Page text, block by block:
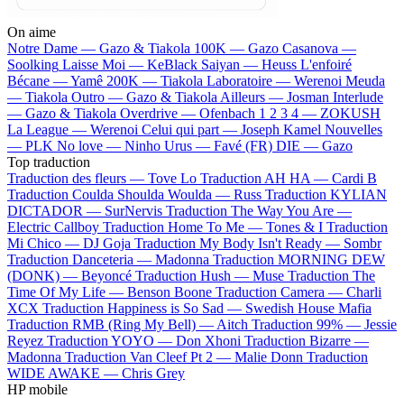
On aime
Notre Dame — Gazo & Tiakola 100K — Gazo Casanova —
Soolking Laisse Moi — KeBlack Saiyan — Heuss L'enfoiré
Bécane —Yamê 200K — Tiakola Laboratoire — Werenoi Meuda
— Tiakola Outro — Gazo & Tiakola Ailleurs — Josman Interlude
— Gazo & Tiakola Overdrive — Ofenbach 1 2 3 4 — ZOKUSH
La League — Werenoi Celui qui part — Joseph Kamel Nouvelles
— PLK No love — Ninho Urus — Favé (FR) DIE — Gazo
Top traduction
Traduction des fleurs — Tove Lo Traduction AH HA — Cardi B
Traduction Coulda Shoulda Woulda — Russ Traduction KYLIAN
DICTADOR — SurNervis Traduction The Way You Are —
Electric Callboy Traduction Home To Me — Tones & I Traduction
Mi Chico — DJ Goja Traduction My Body Isn't Ready — Sombr
Traduction Danceteria — Madonna Traduction MORNING DEW
(DONK) — Beyoncé Traduction Hush — Muse Traduction The
Time Of My Life — Benson Boone Traduction Camera — Charli
XCX Traduction Happiness is So Sad — Swedish House Mafia
Traduction RMB (Ring My Bell) — Aitch Traduction 99% — Jessie
Reyez Traduction YOYO — Don Xhoni Traduction Bizarre —
Madonna Traduction Van Cleef Pt 2 — Malie Donn Traduction
WIDE AWAKE — Chris Grey
HP mobile